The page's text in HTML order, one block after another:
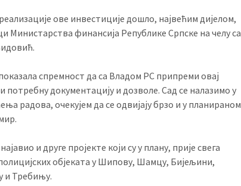
ове инвестиције дошло, највећим дијелом,
Министарства финансија Републике Српске на челу са
спремност да са Владом РС припреми овај
потребну документацију и дозволе. Сад се налазимо у
радова, очекујем да се одвијају брзо и у планираном
и друге пројекте који су у плану, прије свега
објеката у Шипову, Шамцу, Бијељини,
и Требињу.